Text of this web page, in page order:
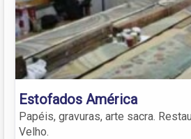
Estofados América
Papéis, gravuras, arte sacra.
Velho.